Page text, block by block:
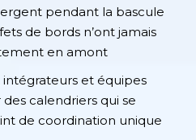
pendant la bascule
de bords n’ont jamais
en amont
intégrateurs et équipes
calendriers qui se
de coordination unique